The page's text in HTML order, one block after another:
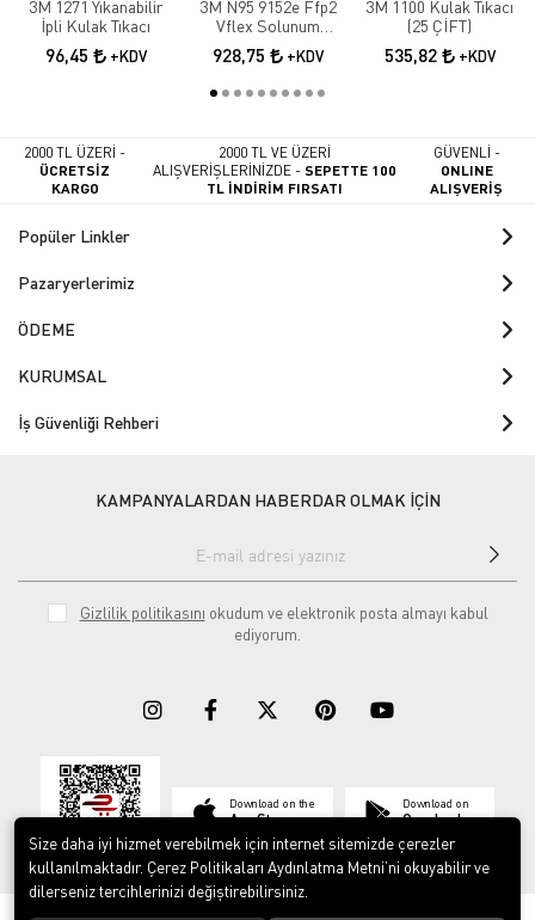
3M 1271 Yıkanabilir
İpli Kulak Tıkacı
96,45 +KDV
3M N95 9152e Ffp2
Vflex Solunum
Maskesi 10 Adet
928,75 +KDV
3M 1100 Kulak Tıkacı
(25 ÇİFT)
535,82 +KDV
2000 TL ÜZERİ -
ÜCRETSİZ
KARGO
2000 TL VE ÜZERİ
ALIŞVERİŞLERİNİZDE -SEPETTE 100
TL İNDİRİM FIRSATI
GÜVENLİ -
ONLINE
ALIŞVERİŞ
Popüler Linkler
Pazaryerlerimiz
ÖDEME
KURUMSAL
İş Güvenliği Rehberi
KAMPANYALARDAN HABERDAR OLMAK İÇİN
Gizlilik politikasını okudum ve elektronik posta almayı kabul
ediyorum.
Download on the
App Store
Download on
Google play
Size daha iyi hizmet verebilmek için internet sitemizde çerezler
kullanılmaktadır. Çerez Politikaları Aydınlatma Metni’ni okuyabilir ve
dilerseniz tercihlerinizi değiştirebilirsiniz.